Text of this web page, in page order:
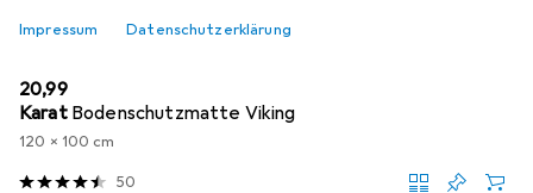
Impressum Datenschutzerklärung
EUR
20,99
Karat Bodenschutzmatte Viking
120 x 100 cm
50